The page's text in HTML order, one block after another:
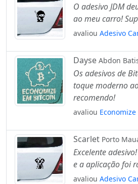
O adesivo JDM
ao meu carro!
avaliou Adesivo
Dayse Abdon
Os adesivos de
toque moderno
recomendo!
avaliou
Scarlet Porto
Excelente
e a aplicação foi
avaliou Adesivo